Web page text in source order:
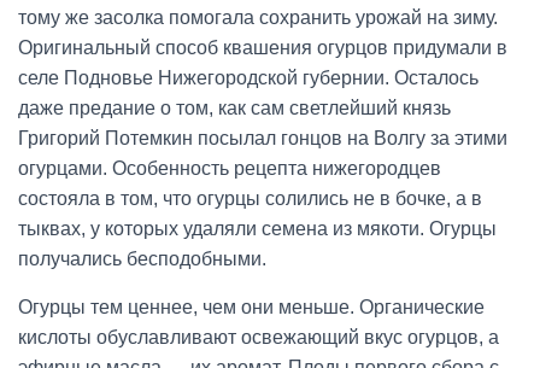
тому же засолка помогала сохранить урожай на зиму.
Оригинальный способ квашения огурцов придумали в
селе Подновье Нижегородской губернии. Осталось
даже предание о том, как сам светлейший князь
Григорий Потемкин посылал гонцов на Волгу за этими
огурцами. Особенность рецепта нижегородцев
состояла в том, что огурцы солились не в бочке, а в
тыквах, у которых удаляли семена из мякоти. Огурцы
получались бесподобными.
Огурцы тем ценнее, чем они меньше. Органические
кислоты обуславливают освежающий вкус огурцов, а